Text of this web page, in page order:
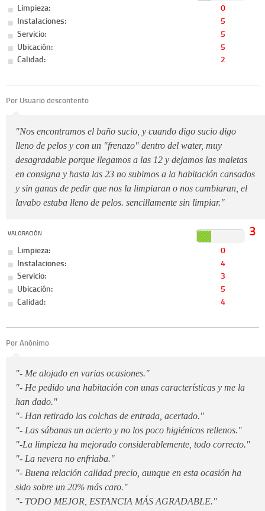
Limpieza:
0
Instalaciones:
5
Servicio:
5
Ubicación:
5
Calidad:
2
Por Usuario descontento
"Nos encontramos el baño sucio, y cuando digo sucio digo
lleno de pelos y con un "frenazo" dentro del water, muy
desagradable porque llegamos a las 12 y dejamos las maletas
en consigna y hasta las 23 no subimos a la habitación cansados
y sin ganas de pedir que nos la limpiaran o nos cambiaran, el
lavabo estaba lleno de pelos. sencillamente sin limpiar."
VALORACIÓN 3
Limpieza:
0
Instalaciones:
4
Servicio:
3
Ubicación:
5
Calidad:
4
Por Anónimo
"- Me alojado en varias ocasiones."
"- He pedido una habitación con unas características y me la
han dado."
"- Han retirado las colchas de entrada, acertado."
"- Las sábanas un acierto y no los poco higiénicos rellenos."
"-La limpieza ha mejorado considerablemente, todo correcto."
"- La nevera no enfriaba."
"- Buena relación calidad precio, aunque en esta ocasión ha
sido sobre un 20% más caro."
"- TODO MEJOR, ESTANCIA MÁS AGRADABLE."